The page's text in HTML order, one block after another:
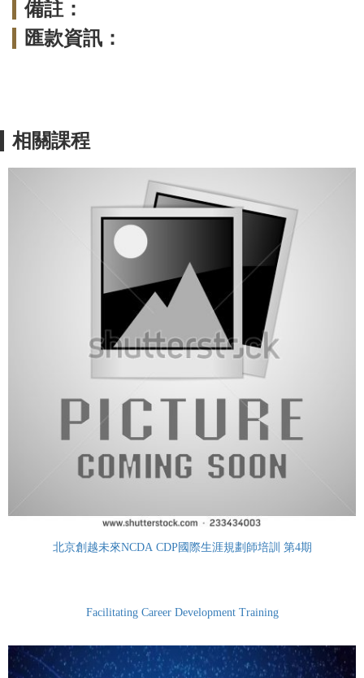
備註：
匯款資訊：
相關課程
北京創越未來NCDA CDP國際生涯規劃師培訓 第4期
Facilitating Career Development Training